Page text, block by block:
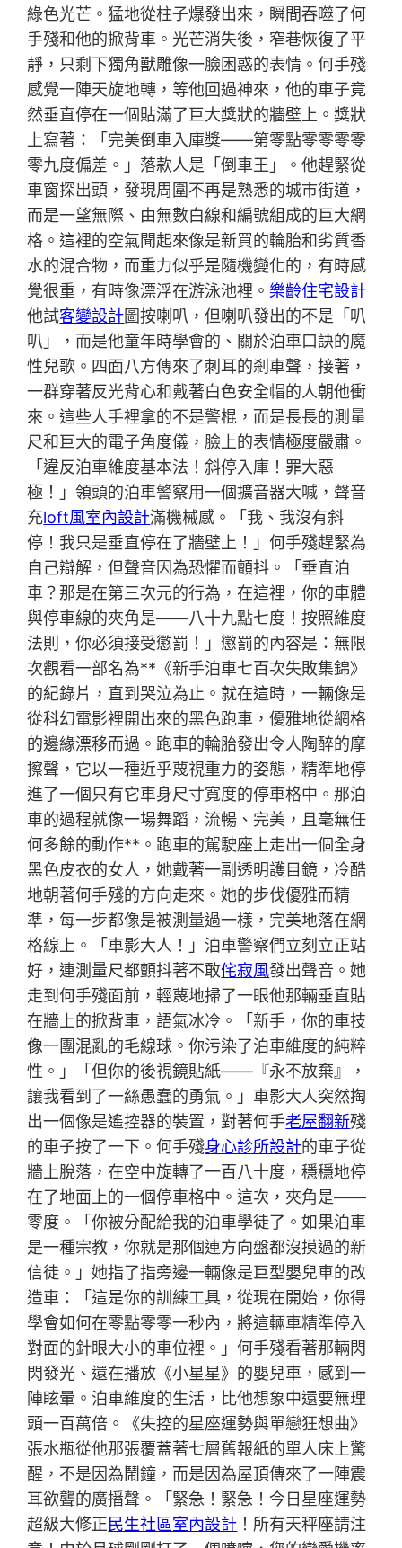
綠色光芒。猛地從柱子爆發出來，瞬間吞噬了何
手殘和他的掀背車。光芒消失後，窄巷恢復了平
靜，只剩下獨角獸雕像一臉困惑的表情。何手殘
感覺一陣天旋地轉，等他回過神來，他的車子竟
然垂直停在一個貼滿了巨大獎狀的牆壁上。獎狀
上寫著：「完美倒車入庫獎——第零點零零零零
零九度偏差。」落款人是「倒車王」。他趕緊從
車窗探出頭，發現周圍不再是熟悉的城市街道，
而是一望無際、由無數白線和編號組成的巨大網
格。這裡的空氣聞起來像是新買的輪胎和劣質香
水的混合物，而重力似乎是隨機變化的，有時感
覺很重，有時像漂浮在游泳池裡。 樂齡住宅設計
他試客變設計圖按喇叭，但喇叭發出的不是「叭
叭」，而是他童年時學會的、關於泊車口訣的魔
性兒歌。四面八方傳來了刺耳的剎車聲，接著，
一群穿著反光背心和戴著白色安全帽的人朝他衝
來。這些人手裡拿的不是警棍，而是長長的測量
尺和巨大的電子角度儀，臉上的表情極度嚴肅。
「違反泊車維度基本法！斜停入庫！罪大惡
極！」領頭的泊車警察用一個擴音器大喊，聲音
充loft風室內設計滿機械感。「我、我沒有斜
停！我只是垂直停在了牆壁上！」何手殘趕緊為
自己辯解，但聲音因為恐懼而顫抖。「垂直泊
車？那是在第三次元的行為，在這裡，你的車體
與停車線的夾角是——八十九點七度！按照維度
法則，你必須接受懲罰！」懲罰的內容是：無限
次觀看一部名為**《新手泊車七百次失敗集錦》
的紀錄片，直到哭泣為止。就在這時，一輛像是
從科幻電影裡開出來的黑色跑車，優雅地從網格
的邊緣漂移而過。跑車的輪胎發出令人陶醉的摩
擦聲，它以一種近乎蔑視重力的姿態，精準地停
進了一個只有它車身尺寸寬度的停車格中。那泊
車的過程就像一場舞蹈，流暢、完美，且毫無任
何多餘的動作**。跑車的駕駛座上走出一個全身
黑色皮衣的女人，她戴著一副透明護目鏡，冷酷
地朝著何手殘的方向走來。她的步伐優雅而精
準，每一步都像是被測量過一樣，完美地落在網
格線上。「車影大人！」泊車警察們立刻立正站
好，連測量尺都顫抖著不敢侘寂風發出聲音。她
走到何手殘面前，輕蔑地掃了一眼他那輛垂直貼
在牆上的掀背車，語氣冰冷。「新手，你的車技
像一團混亂的毛線球。你污染了泊車維度的純粹
性。」「但你的後視鏡貼紙——『永不放棄』，
讓我看到了一絲愚蠢的勇氣。」車影大人突然掏
出一個像是遙控器的裝置，對著何手老屋翻新殘
的車子按了一下。何手殘身心診所設計的車子從
牆上脫落，在空中旋轉了一百八十度，穩穩地停
在了地面上的一個停車格中。這次，夾角是——
零度。「你被分配給我的泊車學徒了。如果泊車
是一種宗教，你就是那個連方向盤都沒摸過的新
信徒。」她指了指旁邊一輛像是巨型嬰兒車的改
造車：「這是你的訓練工具，從現在開始，你得
學會如何在零點零零一秒內，將這輛車精準停入
對面的針眼大小的車位裡。」何手殘看著那輛閃
閃發光、還在播放《小星星》的嬰兒車，感到一
陣眩暈。泊車維度的生活，比他想象中還要無理
頭一百萬倍。《失控的星座運勢與單戀狂想曲》
張水瓶從他那張覆蓋著七層舊報紙的單人床上驚
醒，不是因為鬧鐘，而是因為屋頂傳來了一陣震
耳欲聾的廣播聲。「緊急！緊急！今日星座運勢
超級大修正民生社區室內設計 ！所有天秤座請注